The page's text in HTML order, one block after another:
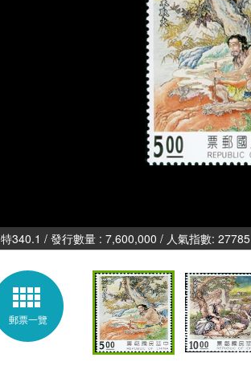
特340.1 / 發行數量 : 7,600,000 / 人氣指數: 27785
郵票一覽